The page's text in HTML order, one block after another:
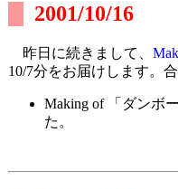
2001/10/16
昨日に続きまして、
10/7分をお届けします。
Making of 「ダンボ
た。